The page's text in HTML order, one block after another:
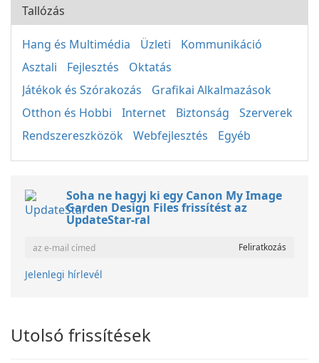
Tallózás
Hang és Multimédia Üzleti
Kommunikáció
Asztali
Fejlesztés
Oktatás
Játékok és Szórakozás
Grafikai Alkalmazások
Otthon és Hobbi
Internet Biztonság
Szerverek
Rendszereszközök
Webfejlesztés Egyéb
Soha ne hagyj ki egy Canon My Image
Garden Design Files frissítést az
UpdateStar-ral
Jelenlegi hírlevél
Utolsó frissítések